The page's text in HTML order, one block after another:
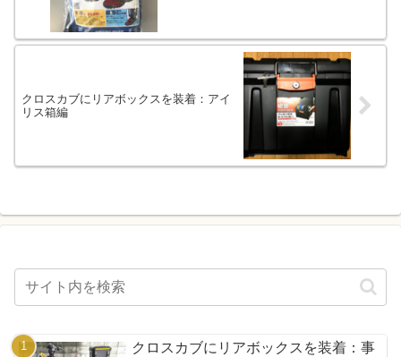
クロスカブにリアボックスを装着：アイ
リス箱編
クロスカブにリアボックスを装着：事